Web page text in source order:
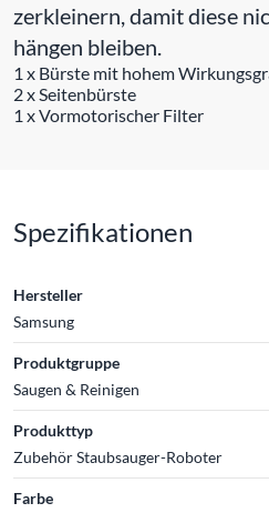
zerkleinern, damit diese
hängen bleiben.
1 x Bürste mit hohem
2 x Seitenbürste
1 x Vormotorischer Filter
Spezifikationen
Hersteller
Samsung
Produktgruppe
Saugen & Reinigen
Produkttyp
Zubehör Staubsauger-Roboter
Farbe